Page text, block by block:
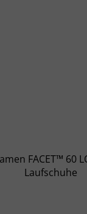
FACET™ 60
Laufschuhe